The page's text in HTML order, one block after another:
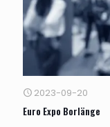
2023-09-20
Euro Expo Borlänge